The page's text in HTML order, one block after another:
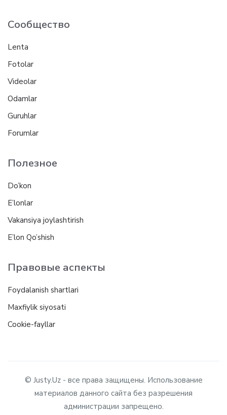
Сообщество
Lenta
Fotolar
Videolar
Odamlar
Guruhlar
Forumlar
Полезное
Do’kon
E’lonlar
Vakansiya joylashtirish
E’lon Qo’shish
Правовые аспекты
Foydalanish shartlari
Maxfiylik siyosati
Cookie-fayllar
© Justy.Uz - все права защищены. Использование
материалов данного сайта без разрешения
администрации запрещено.